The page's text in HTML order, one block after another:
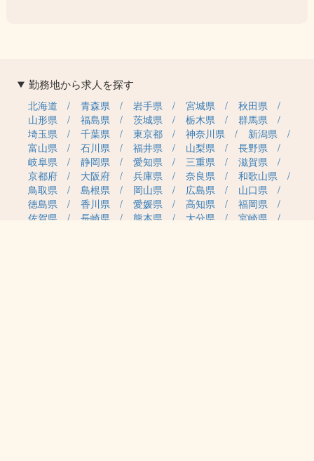
勤務地から求人を探す
北海道 青森県 岩手県 宮城県
秋田県
山形県
福島県 茨城県 栃木県
群馬県
埼玉県
千葉県 東京都 神奈川県
新潟県
富山県
石川県 福井県 山梨県
長野県
岐阜県
静岡県 愛知県 三重県
滋賀県
京都府
大阪府 兵庫県 奈良県
和歌山県
鳥取県
島根県 岡山県 広島県
山口県
徳島県
香川県 愛媛県 高知県
福岡県
佐賀県
長崎県 熊本県 大分県
宮崎県